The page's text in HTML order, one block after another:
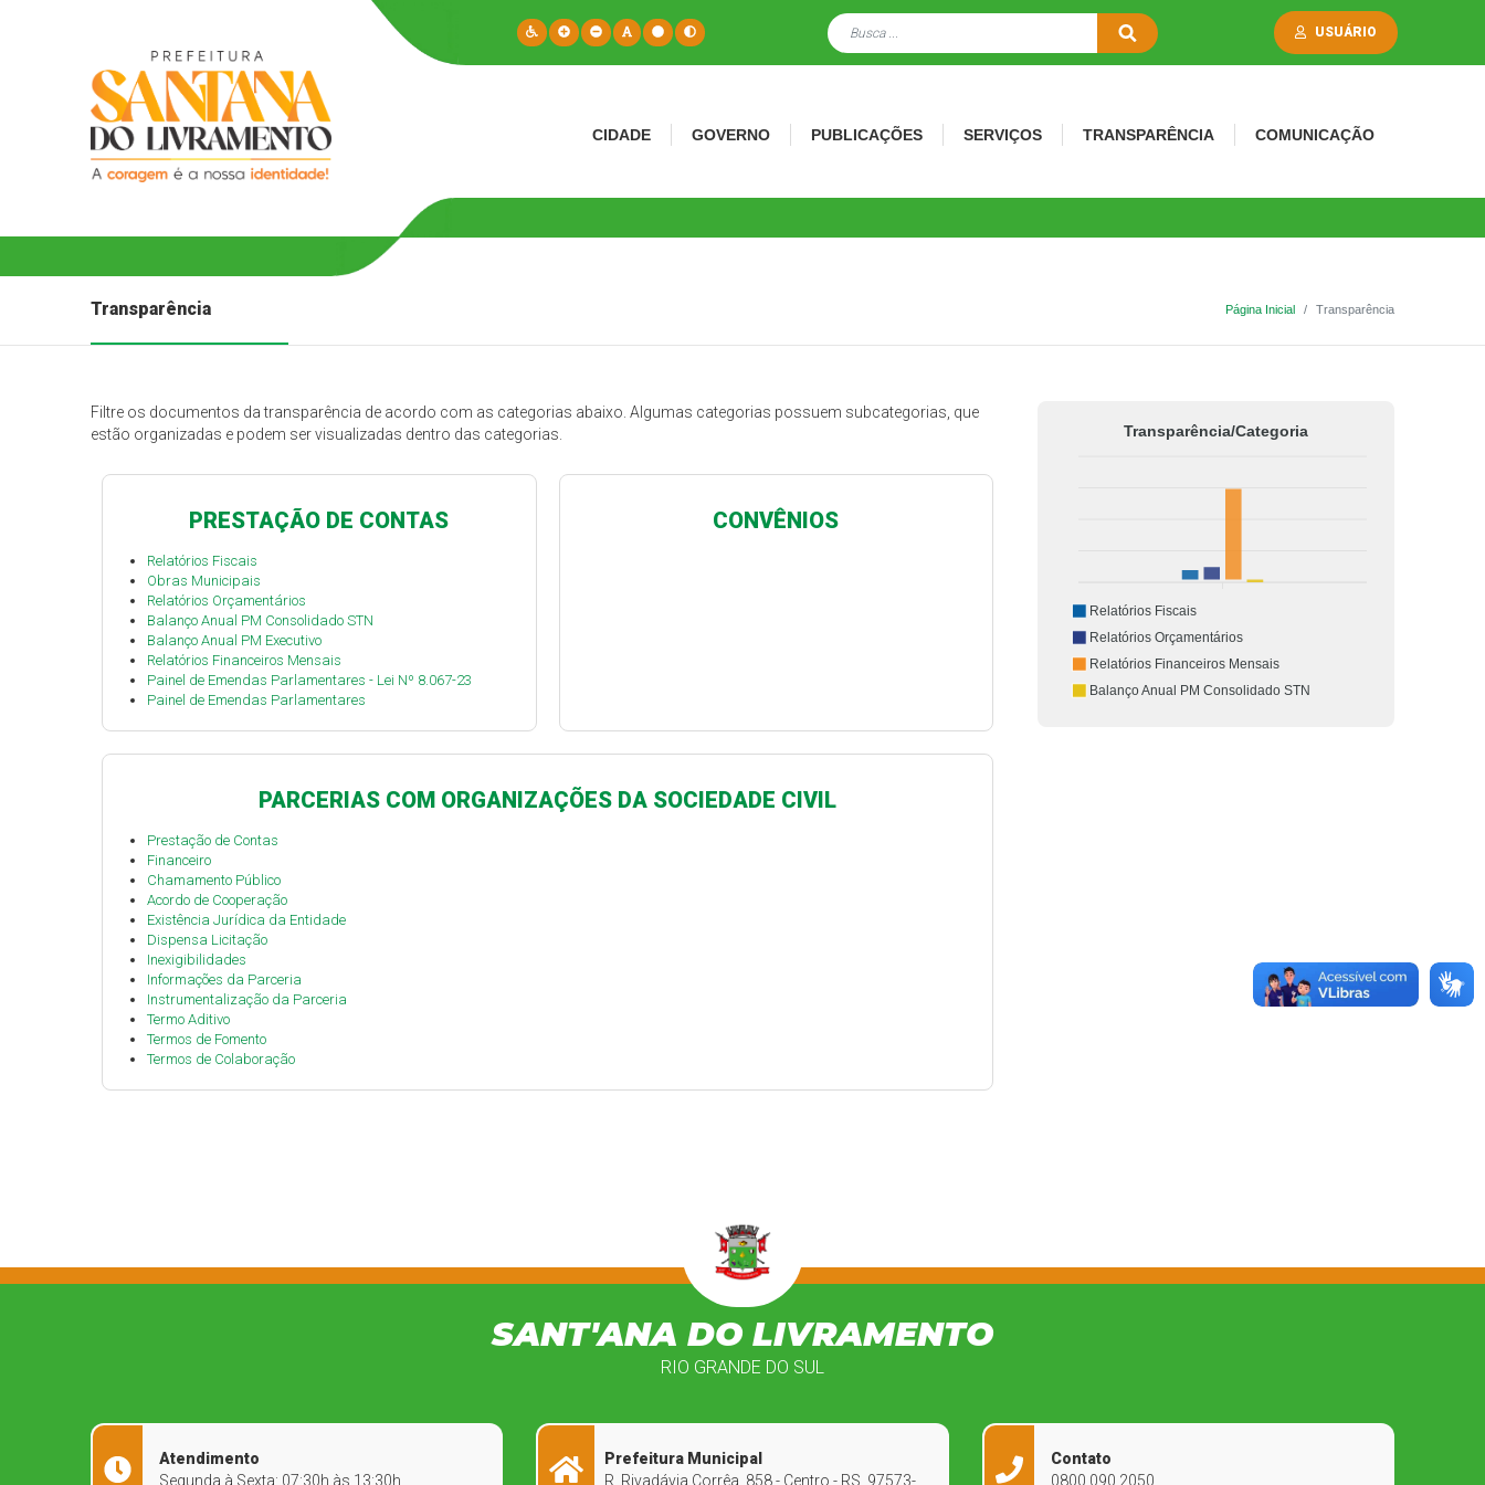
USUÁRIO
CIDADE GOVERNO PUBLICAÇÕES SERVIÇOS TRANSPARÊNCIA COMUNICAÇÃO
Transparência Página Inicial Transparência
Filtre os documentos da transparência de acordo com as categorias abaixo. Algumas categorias possuem subcategorias, que
estão organizadas e podem ser visualizadas dentro das categorias.
PRESTAÇÃO DE CONTAS
Relatórios Fiscais
Obras Municipais
Relatórios Orçamentários
Balanço Anual PM Consolidado STN
Balanço Anual PM Executivo
Relatórios Financeiros Mensais
Painel de Emendas Parlamentares - Lei Nº 8.067-23
Painel de Emendas Parlamentares
CONVÊNIOS
PARCERIAS COM ORGANIZAÇÕES DA SOCIEDADE CIVIL
Prestação de Contas
Financeiro
Chamamento Público
Acordo de Cooperação
Existência Jurídica da Entidade
Dispensa Licitação
Inexigibilidades
Informações da Parceria
Instrumentalização da Parceria
Termo Aditivo
Termos de Fomento
Termos de Colaboração
Transparência/Categoria
Relatórios Fiscais
Relatórios Orçamentários
Relatórios Financeiros Mensais
Balanço Anual PM Consolidado STN
SANT'ANA DO LIVRAMENTO
RIO GRANDE DO SUL
Atendimento
Segunda à Sexta: 07:30h às 13:30h
Prefeitura Municipal
R. Rivadávia Corrêa, 858 - Centro - RS, 97573-
Contato
0800 090 2050